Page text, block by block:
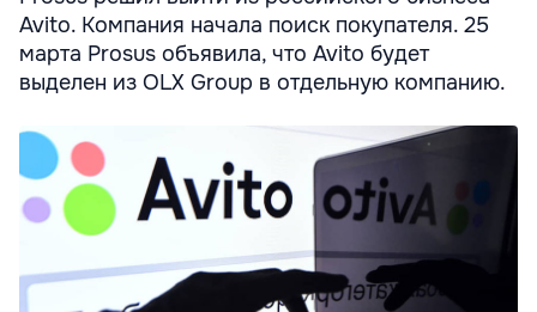
Avito. Компания начала поиск покупателя. 25
марта Prosus объявила, что Avito будет
выделен из OLX Group в отдельную компанию.